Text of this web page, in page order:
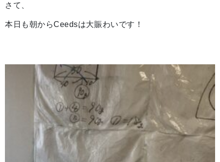
さて、
本日も朝からCeedsは大賑わいです！